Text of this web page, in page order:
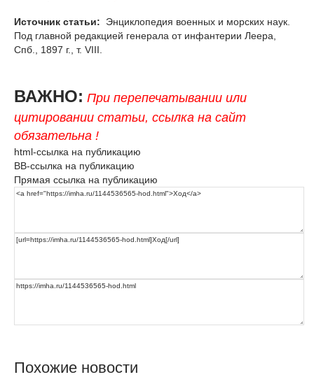
Источник статьи:
Энциклопедия военных и морских наук.
Под главной редакцией генерала от инфантерии Леера,
Спб., 1897 г., т. VIII.
ВАЖНО: При перепечатывании или
цитировании статьи, ссылка на сайт
обязательна !
html-ссылка на публикацию
BB-ссылка на публикацию
Прямая ссылка на публикацию
Похожие новости